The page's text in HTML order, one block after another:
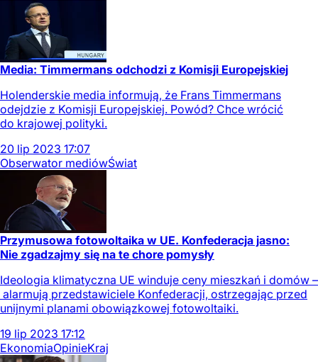
Media: Timmermans odchodzi z Komisji Europejskiej
Holenderskie media informują, że Frans Timmermans
odejdzie z Komisji Europejskiej. Powód? Chce wrócić
do krajowej polityki.
20 lip 2023 17:07
Obserwator mediówŚwiat
Przymusowa fotowoltaika w UE. Konfederacja jasno:
Nie zgadzajmy się na te chore pomysły
Ideologia klimatyczna UE winduje ceny mieszkań i domów –
alarmują przedstawiciele Konfederacji, ostrzegając przed
unijnymi planami obowiązkowej fotowoltaiki.
19 lip 2023 17:12
EkonomiaOpinieKraj